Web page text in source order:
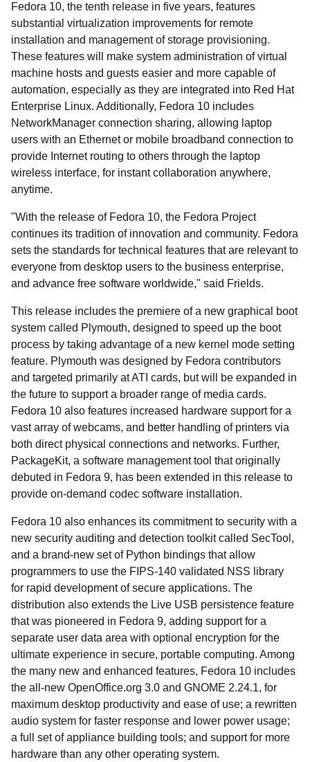
Fedora 10, the tenth release in five years, features
substantial virtualization improvements for remote
installation and management of storage provisioning.
These features will make system administration of virtual
machine hosts and guests easier and more capable of
automation, especially as they are integrated into Red Hat
Enterprise Linux. Additionally, Fedora 10 includes
NetworkManager connection sharing, allowing laptop
users with an Ethernet or mobile broadband connection to
provide Internet routing to others through the laptop
wireless interface, for instant collaboration anywhere,
anytime.
"With the release of Fedora 10, the Fedora Project
continues its tradition of innovation and community. Fedora
sets the standards for technical features that are relevant to
everyone from desktop users to the business enterprise,
and advance free software worldwide," said Frields.
This release includes the premiere of a new graphical boot
system called Plymouth, designed to speed up the boot
process by taking advantage of a new kernel mode setting
feature. Plymouth was designed by Fedora contributors
and targeted primarily at ATI cards, but will be expanded in
the future to support a broader range of media cards.
Fedora 10 also features increased hardware support for a
vast array of webcams, and better handling of printers via
both direct physical connections and networks. Further,
PackageKit, a software management tool that originally
debuted in Fedora 9, has been extended in this release to
provide on-demand codec software installation.
Fedora 10 also enhances its commitment to security with a
new security auditing and detection toolkit called SecTool,
and a brand-new set of Python bindings that allow
programmers to use the FIPS-140 validated NSS library
for rapid development of secure applications. The
distribution also extends the Live USB persistence feature
that was pioneered in Fedora 9, adding support for a
separate user data area with optional encryption for the
ultimate experience in secure, portable computing. Among
the many new and enhanced features, Fedora 10 includes
the all-new OpenOffice.org 3.0 and GNOME 2.24.1, for
maximum desktop productivity and ease of use; a rewritten
audio system for faster response and lower power usage;
a full set of appliance building tools; and support for more
hardware than any other operating system.